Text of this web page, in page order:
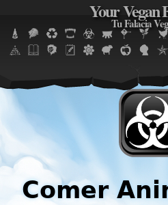
Jump to
Your Vegan
Tu Falacia
Comer